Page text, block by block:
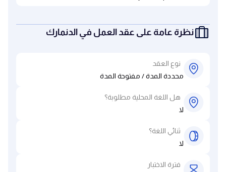
نظرة عامة على عقد العمل في الدنمارك
نوع العقد
محددة المدة / مفتوحة المدة
هل اللغة المحلية مطلوبة؟
لا
ثنائي اللغة؟
لا
فترة الاختبار